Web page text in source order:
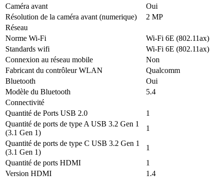
Caméra avant
Oui
Résolution de la caméra avant (numerique)
2 MP
Réseau
Norme Wi-Fi
Wi-Fi 6E (802.11ax)
Standards wifi
Wi-Fi 6E (802.11ax)
Connexion au réseau mobile
Non
Fabricant du contrôleur WLAN
Qualcomm
Bluetooth
Oui
Modèle du Bluetooth
5.4
Connectivité
Quantité de Ports USB 2.0
1
Quantité de ports de type A USB 3.2 Gen 1
(3.1 Gen 1)
1
Quantité de ports de type C USB 3.2 Gen 1
(3.1 Gen 1)
1
Quantité de ports HDMI
1
Version HDMI
1.4